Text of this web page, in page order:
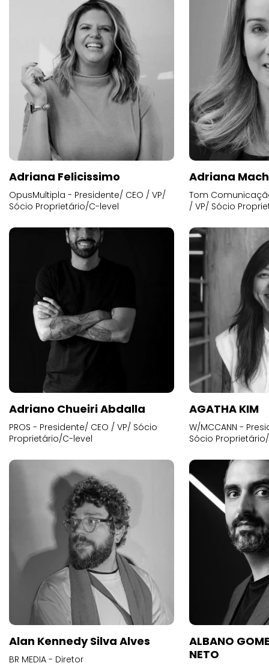
Adriana Felicissimo
OpusMultipla - Presidente/ CEO / VP/
Sócio Proprietário/C-level
Adriana
Tom
/ VP/ Sócio
Adriano Chueiri Abdalla
PROS - Presidente/ CEO / VP/ Sócio
Proprietário/C-level
AGATHA KIM
W/MCCANN -
Sócio
Alan Kennedy Silva Alves
BR MEDIA - Diretor
ALBANO
NETO